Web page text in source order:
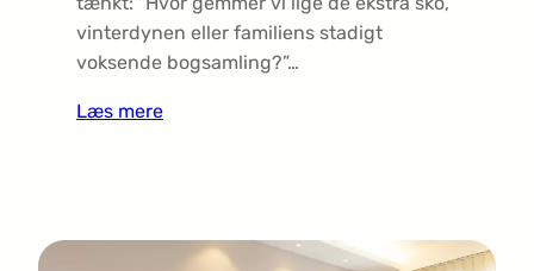
vinterdynen eller familiens stadigt
voksende bogsamling?”…
Læs mere